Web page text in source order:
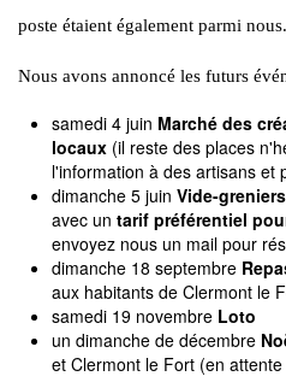
poste étaient également parmi nous.
Nous avons annoncé les futurs
samedi 4 juin Marché des
locaux (il reste des places
l'information à des artisans et
dimanche 5 juin Vide-greniers
avec un tarif préférentiel
envoyez nous un mail pour
dimanche 18 septembre
aux habitants de Clermont le
samedi 19 novembre Loto
un dimanche de décembre
et Clermont le Fort (en